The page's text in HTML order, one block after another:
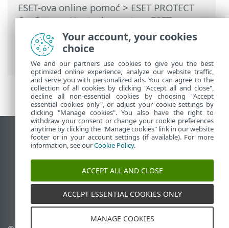
ESET-ova online pomoć > ESET PROTECT
On-Prem>Upotreba sustava ESET
PROTECT On-Prem>ESET PROTECT On-
Prem Glavni izbornik
Prijetnje
izuzetak
Prikaži stranicu za radnu površinu
End of Life
ESET-ova baza znanja
ESET Status Portal
Regionalna podrška
Your account, your cookies
choice
We and our partners use cookies to give you the best
optimized online experience, analyze our website traffic,
and serve you with personalized ads. You can agree to the
collection of all cookies by clicking "Accept all and close",
decline all non-essential cookies by choosing "Accept
essential cookies only", or adjust your cookie settings by
clicking "Manage cookies". You also have the right to
withdraw your consent or change your cookie preferences
anytime by clicking the "Manage cookies" link in our website
footer or in your account settings (if available). For more
information, see ourCookie Policy.
ACCEPT ALL AND CLOSE
ACCEPT ESSENTIAL COOKIES ONLY
MANAGE COOKIES